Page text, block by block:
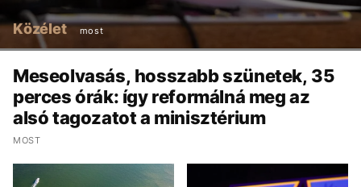
Közélet most
Meseolvasás, hosszabb szünetek, 35
perces órák: így reformálná meg az
alsó tagozatot a minisztérium
MOST